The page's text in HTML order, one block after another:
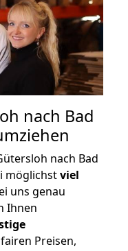
nach Bad
nach Bad
möglichstviel
uns genau
Ihnen
Preisen,